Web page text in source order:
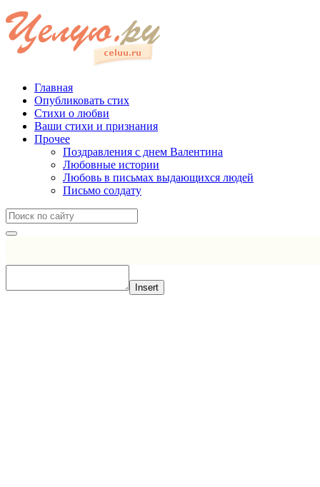
Главная
Опубликовать стих
Стихи о любви
Ваши стихи и признания
Прочее
Поздравления с днем Валентина
Любовные истории
Любовь в письмах выдающихся людей
Письмо солдату
Insert